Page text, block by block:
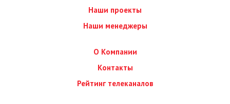
Наши проекты
Наши менеджеры
О Компании
Контакты
Рейтинг телеканалов